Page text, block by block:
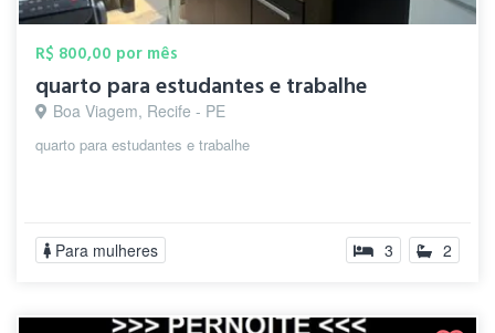
R$ 800,00 por mês
quarto para estudantes e trabalhe
Boa Viagem, Recife - PE
quarto para estudantes e trabalhe
Para mulheres 3 2